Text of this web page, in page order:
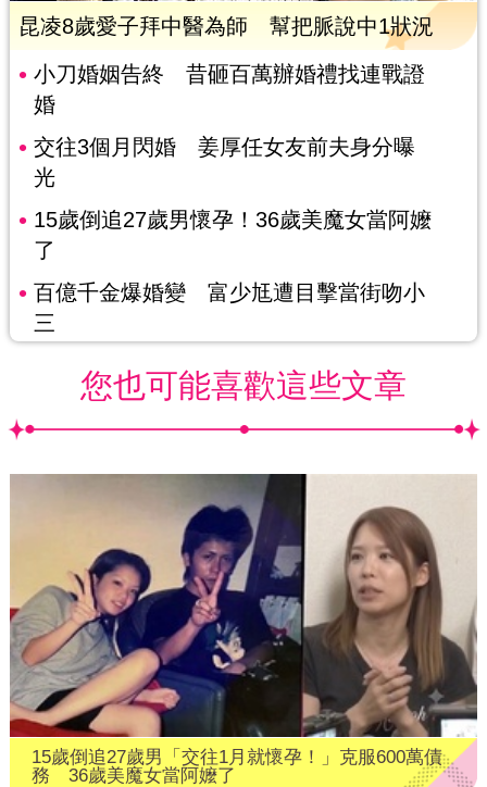
昆凌8歲愛子拜中醫為師 幫把脈說中1狀況
小刀婚姻告終 昔砸百萬辦婚禮找連戰證
婚
交往3個月閃婚 姜厚任女友前夫身分曝
光
15歲倒追27歲男懷孕！36歲美魔女當阿嬤
了
百億千金爆婚變 富少尪遭目擊當街吻小
三
您也可能喜歡這些文章
15歲倒追27歲男「交往1月就懷孕！」克服600萬債
務 36歲美魔女當阿嬤了